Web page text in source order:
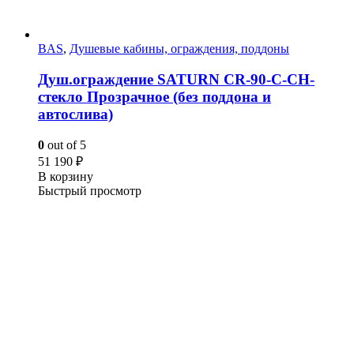
BAS, Душевые кабины, ограждения, поддоны
Душ.ограждение SATURN CR-90-C-CH-
стекло Прозрачное (без поддона и
автослива)
0 out of 5
51 190 ₽
В корзину
Быстрый просмотр